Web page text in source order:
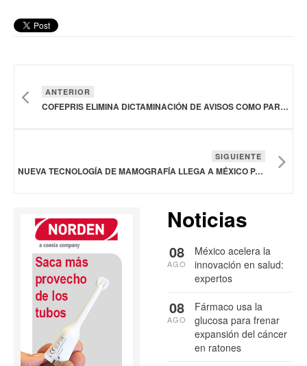
ANTERIOR
COFEPRIS ELIMINA DICTAMINACIÓN DE AVISOS COMO PARTE DE LA SIMPLIFICACIÓN ADMINISTRATIVA
SIGUIENTE
NUEVA TECNOLOGÍA DE MAMOGRAFÍA LLEGA A MÉXICO PARA FORTALECER LA DETECCIÓN DEL CÁNCER DE MAMA
Noticias
México acelera la
innovación en salud:
expertos
08
AGO
Fármaco usa la
glucosa para frenar
expansión del cáncer
en ratones
08
AGO